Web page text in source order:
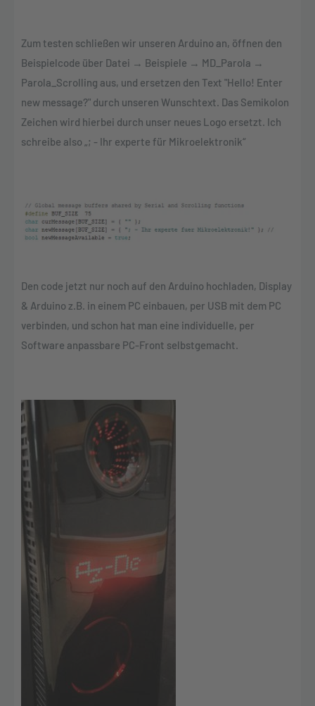
Zum testen schließen wir unseren Arduino an, öffnen den
Beispielcode über Datei → Beispiele → MD_Parola →
Parola_Scrolling aus, und ersetzen den Text "Hello! Enter
new message?" durch unseren Wunschtext. Das Semikolon
Zeichen wird hierbei durch unser neues Logo ersetzt. Ich
schreibe also „; - Ihr experte für Mikroelektronik“
Den code jetzt nur noch auf den Arduino hochladen, Display
& Arduino z.B. in einem PC einbauen, per USB mit dem PC
verbinden, und schon hat man eine individuelle, per
Software anpassbare PC-Front selbstgemacht.